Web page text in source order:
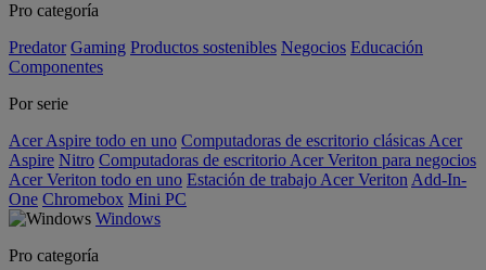
Pro categoría
Predator Gaming Productos sostenibles Negocios Educación
Componentes
Por serie
Acer Aspire todo en uno Computadoras de escritorio clásicas Acer
Aspire Nitro Computadoras de escritorio Acer Veriton para negocios
Acer Veriton todo en uno Estación de trabajo Acer Veriton Add-In-
One Chromebox Mini PC
Windows
Pro categoría